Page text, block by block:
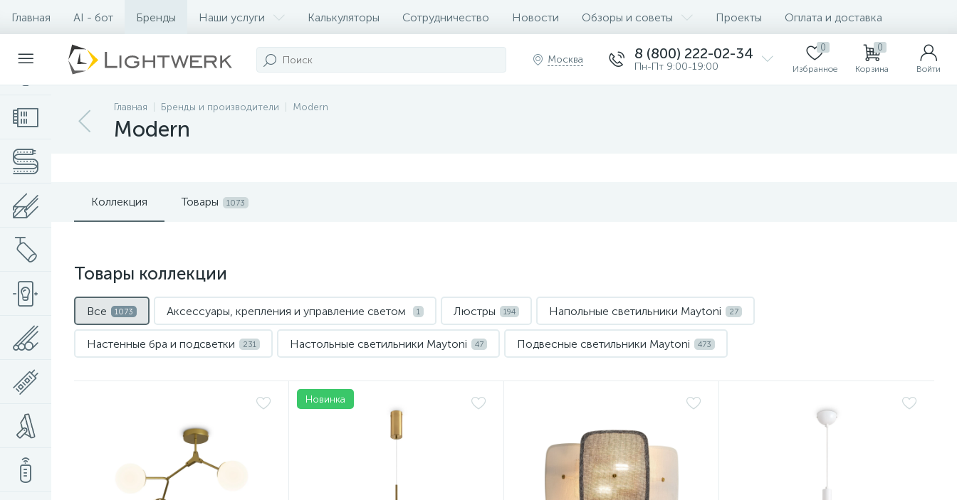
Главная AI - бот Бренды Наши услуги Калькуляторы Сотрудничество Новости Обзоры и советы Проекты Оплата и доставка
Контакты
Москва 8 (800) 222-02-34
Пн-Пт 9:00-19:00
0
Избранное
0
Корзина Войти
Главная Бренды и производители Modern
Modern
Коллекция Товары 1073
Товары коллекции
Все 1073 Аксессуары, крепления и управление светом 1 Люстры 194 Напольные светильники Maytoni 27
Настенные бра и подсветки 231 Настольные светильники Maytoni 47 Подвесные светильники Maytoni 473
Новинка